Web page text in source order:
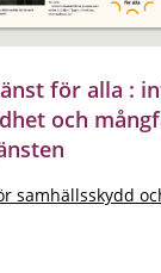
för alla :
och
samhällsskydd